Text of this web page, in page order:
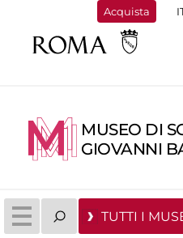
Acquista
MUSEO DI
GIOVANNI
TUTTI I